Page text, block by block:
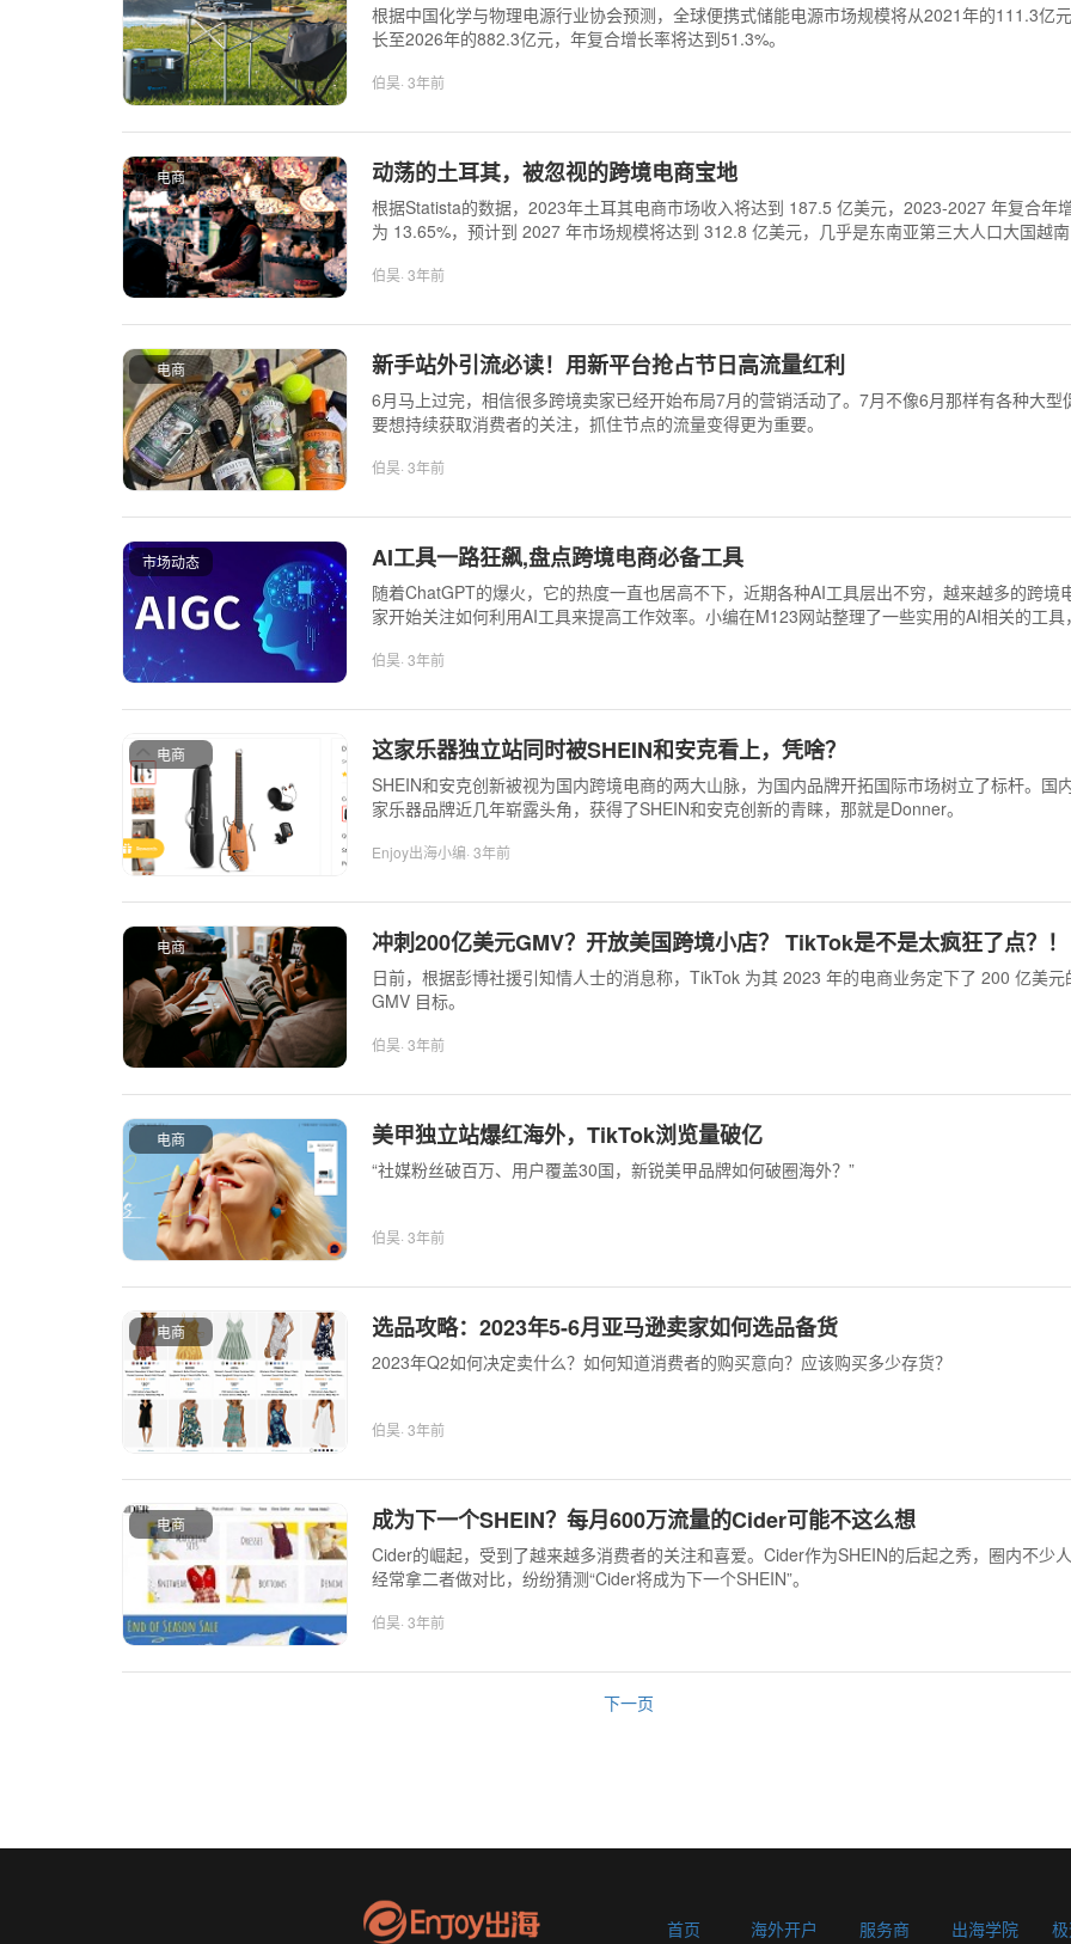
根据中国化学与物理电源行业协会预测，全球便携式储能电源市场规模将从2021年的111.3亿
长至2026年的882.3亿元，年复合增长率将达到51.3%。
伯昊· 3年前
电商 动荡的土耳其，被忽视的跨境电商宝地
根据Statista的数据，2023年土耳其电商市场收入将达到 187.5 亿美元，2023-2027 年复合年
为 13.65%，预计到 2027 年市场规模将达到 312.8 亿美元，几乎是东南亚第三大人口大国越
伯昊· 3年前
电商 新手站外引流必读！用新平台抢占节日高流量红利
6月马上过完，相信很多跨境卖家已经开始布局7月的营销活动了。7月不像6月那样有各种大型
要想持续获取消费者的关注，抓住节点的流量变得更为重要。
伯昊· 3年前
市场动态 AI工具一路狂飙,盘点跨境电商必备工具
随着ChatGPT的爆火，它的热度一直也居高不下，近期各种AI工具层出不穷，越来越多的跨境
家开始关注如何利用AI工具来提高工作效率。小编在M123网站整理了一些实用的AI相关的工具
伯昊· 3年前
电商 这家乐器独立站同时被SHEIN和安克看上，凭啥？
SHEIN和安克创新被视为国内跨境电商的两大山脉，为国内品牌开拓国际市场树立了标杆。国
家乐器品牌近几年崭露头角，获得了SHEIN和安克创新的青睐，那就是Donner。
Enjoy出海小编· 3年前
电商 冲刺200亿美元GMV？开放美国跨境小店？ TikTok是不是太疯狂了点？！
日前，根据彭博社援引知情人士的消息称，TikTok 为其 2023 年的电商业务定下了 200 亿美元
GMV 目标。
伯昊· 3年前
电商 美甲独立站爆红海外，TikTok浏览量破亿
“社媒粉丝破百万、用户覆盖30国，新锐美甲品牌如何破圈海外？”
伯昊· 3年前
电商 选品攻略：2023年5-6月亚马逊卖家如何选品备货
2023年Q2如何决定卖什么？如何知道消费者的购买意向？应该购买多少存货？
伯昊· 3年前
电商 成为下一个SHEIN？每月600万流量的Cider可能不这么想
Cider的崛起，受到了越来越多消费者的关注和喜爱。Cider作为SHEIN的后起之秀，圈内不少
经常拿二者做对比，纷纷猜测“Cider将成为下一个SHEIN”。
伯昊· 3年前
下一页
首页 海外开户 服务商 出海学院